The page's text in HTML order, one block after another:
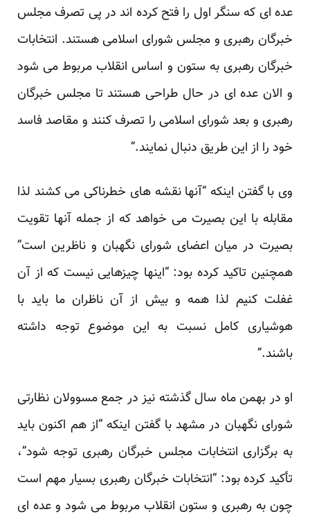
عده ای که سنگر اول را فتح کرده اند در پی تصرف مجلس
خبرگان رهبری و مجلس شورای اسلامی هستند. انتخابات
خبرگان رهبری به ستون و اساس انقلاب مربوط می شود
و الان عده ای در حال طراحی هستند تا مجلس خبرگان
رهبری و بعد شورای اسلامی را تصرف کنند و مقاصد فاسد
خود را از این طریق دنبال نمایند.”
وی با گفتن اینکه “آنها نقشه های خطرناکی می کشند لذا
مقابله با این بصیرت می خواهد که از جمله آنها تقویت
بصیرت در میان اعضای شورای نگهبان و ناظرین است”
همچنین تاکید کرده بود: “اینها چیزهایی نیست که از آن
غفلت کنیم لذا همه و بیش از آن ناظران ما باید با
هوشیاری کامل نسبت به این موضوع توجه داشته
باشند.”
او در بهمن ماه سال گذشته نیز در جمع مسوولان نظارتی
شورای نگهبان در مشهد با گفتن اینکه “از هم اکنون باید
به برگزاری انتخابات مجلس خبرگان رهبری توجه شود”،
تأکید کرده بود: “انتخابات خبرگان رهبری بسیار مهم است
چون به رهبری و ستون انقلاب مربوط می شود و عده ای